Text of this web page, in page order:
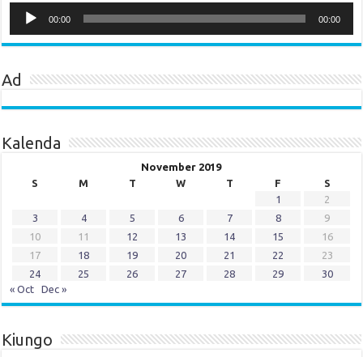
Player
00:00 00:00
Ad
Kalenda
November 2019
S
M T W T F
S
1
2
3
4 5 6 7 8
9
10
11 12 13 14 15
16
17
18 19 20 21 22
23
24
25 26 27 28 29
30
« Oct
Dec »
Kiungo